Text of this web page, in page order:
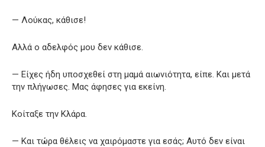
— Λούκας, κάθισε!
Αλλά ο αδελφός μου δεν κάθισε.
— Είχες ήδη υποσχεθεί στη μαμά αιωνιότητα, είπε. Και μετά
την πλήγωσες. Μας άφησες για εκείνη.
Κοίταξε την Κλάρα.
— Και τώρα θέλεις να χαιρόμαστε για εσάς; Αυτό δεν είναι